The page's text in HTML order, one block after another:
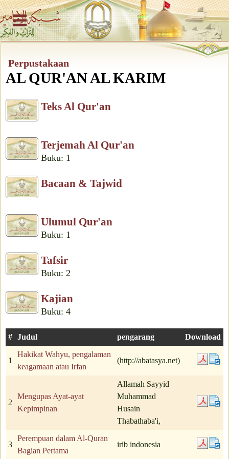
Perpustakaan
AL QUR'AN AL KARIM
Teks Al Qur'an
Terjemah Al Qur'an
Buku: 1
Bacaan & Tajwid
Ulumul Qur'an
Buku: 1
Tafsir
Buku: 2
Kajian
Buku: 4
# Judul pengarang Download
1
Hakikat Wahyu, pengalaman
keagamaan atau Irfan
(http://abatasya.net)
2
Mengupas Ayat-ayat
Kepimpinan
Allamah Sayyid
Muhammad
Husain
Thabathaba'i,
3
Perempuan dalam Al-Quran
Bagian Pertama
irib indonesia